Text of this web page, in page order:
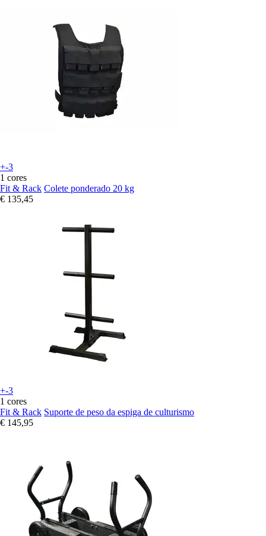
+-3
1 cores
Fit & Rack Colete ponderado 20 kg
€ 135,45
+-3
1 cores
Fit & Rack Suporte de peso da espiga de culturismo
€ 145,95